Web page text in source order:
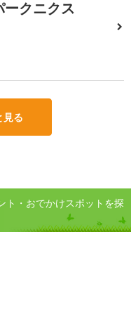
クニクス
見る
ト・おでかけスポットを探